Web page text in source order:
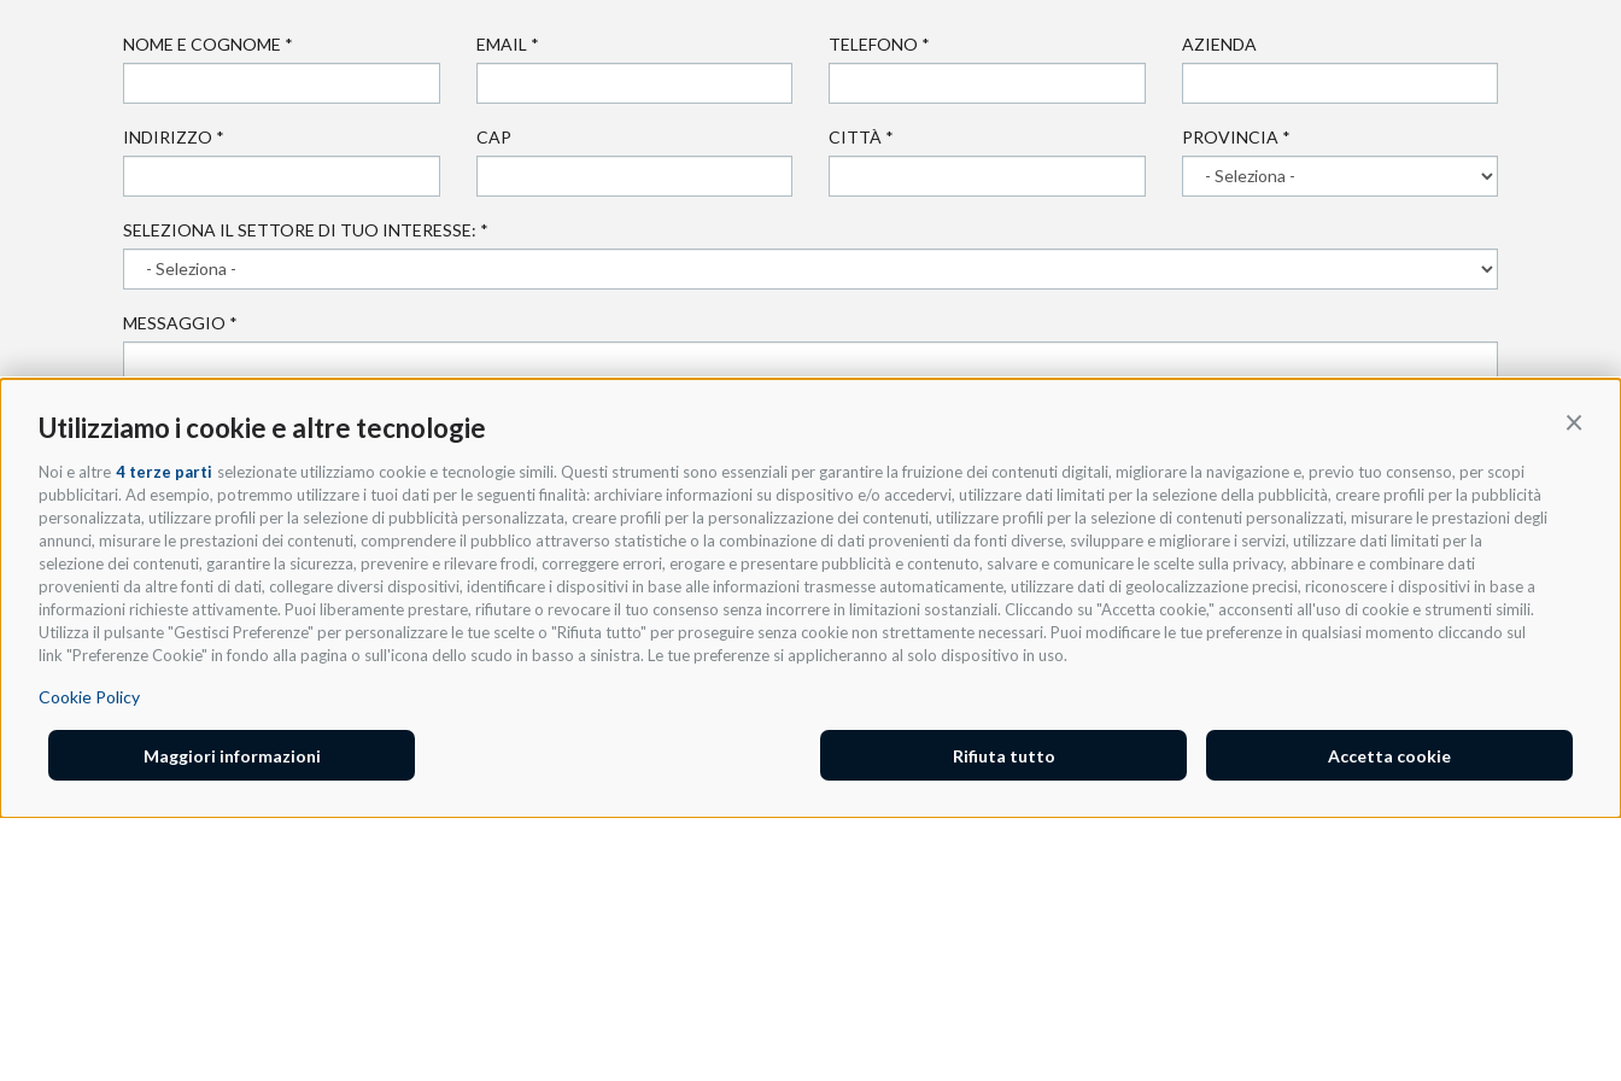
Utilizziamo i cookie e altre tecnologie
Noi e altre 4 terze parti selezionate utilizziamo cookie e tecnologie simili. Questi strumenti sono essenziali per garantire la fruizione dei contenuti digitali, migliorare la navigazione e, previo tuo consenso, per scopi
pubblicitari. Ad esempio, potremmo utilizzare i tuoi dati per le seguenti finalità: archiviare informazioni su dispositivo e/o accedervi, utilizzare dati limitati per la selezione della pubblicità, creare profili per la pubblicità
personalizzata, utilizzare profili per la selezione di pubblicità personalizzata, creare profili per la personalizzazione dei contenuti, utilizzare profili per la selezione di contenuti personalizzati, misurare le prestazioni degli
annunci, misurare le prestazioni dei contenuti, comprendere il pubblico attraverso statistiche o la combinazione di dati provenienti da fonti diverse, sviluppare e migliorare i servizi, utilizzare dati limitati per la
selezione dei contenuti, garantire la sicurezza, prevenire e rilevare frodi, correggere errori, erogare e presentare pubblicità e contenuto, salvare e comunicare le scelte sulla privacy, abbinare e combinare dati
provenienti da altre fonti di dati, collegare diversi dispositivi, identificare i dispositivi in base alle informazioni trasmesse automaticamente, utilizzare dati di geolocalizzazione precisi, riconoscere i dispositivi in base a
informazioni richieste attivamente. Puoi liberamente prestare, rifiutare o revocare il tuo consenso senza incorrere in limitazioni sostanziali. Cliccando su "Accetta cookie," acconsenti all'uso di cookie e strumenti simili.
Utilizza il pulsante "Gestisci Preferenze" per personalizzare le tue scelte o "Rifiuta tutto" per proseguire senza cookie non strettamente necessari. Puoi modificare le tue preferenze in qualsiasi momento cliccando sul
link "Preferenze Cookie" in fondo alla pagina o sull'icona dello scudo in basso a sinistra. Le tue preferenze si applicheranno al solo dispositivo in uso.
Cookie Policy
Accetta cookie
Rifiuta tutto
Maggiori informazioni
NOME E COGNOME * EMAIL * TELEFONO * AZIENDA
INDIRIZZO * CAP CITTÀ * PROVINCIA *
SELEZIONA IL SETTORE DI TUO INTERESSE: *
MESSAGGIO *
* ACCETTO LAPRIVACY POLICY.
INVIA